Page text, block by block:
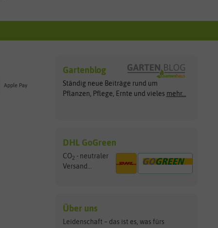
Apple Pay
Gartenblog
Ständig neue Beiträge rund um
Pflanzen, Pflege, Ernte und vieles mehr...
DHL GoGreen
CO2 - neutraler
Versand...
Über uns
Leidenschaft – das ist es, was fürs